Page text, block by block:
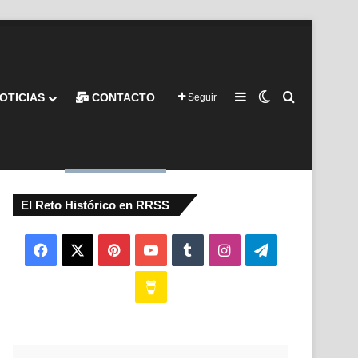
CONTACTO Seguir Barra lateral
Switch skin
El Reto Histórico en RRSS
Facebook PinterestYouTubeTumblrInstagramTelegram